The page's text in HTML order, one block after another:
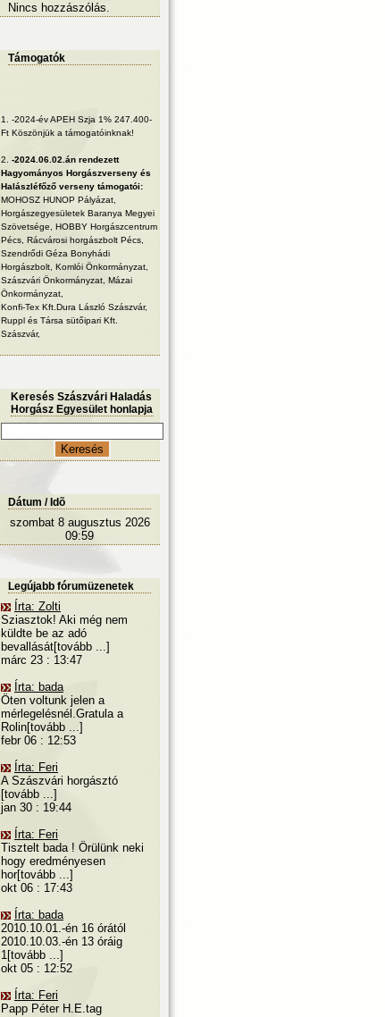
Nincs hozzászólás.
Támogatók
1.
-2024-év APEH Szja 1% 247.400-
Ft Köszönjük a támogatóinknak!
2.
-2024.06.02.án rendezett
Hagyományos Horgászverseny és
Halászléfőző verseny támogatói:
MOHOSZ HUNOP Pályázat,
Horgászegyesületek Baranya Megyei
Szövetsége, HOBBY Horgászcentrum
Pécs, Rácvárosi horgászbolt Pécs,
Szendrődi Géza Bonyhádi
Horgászbolt, Komlói Önkormányzat,
Szászvári Önkormányzat, Mázai
Önkormányzat,
Konfi-Tex Kft.Dura László Szászvár,
Ruppl és Társa sütőipari Kft.
Szászvár,
Keresés Szászvári Haladás
Horgász Egyesület honlapja
Dátum / Idõ
szombat 8 augusztus 2026
09:59
Legújabb fórumüzenetek
Írta: Zolti
Sziasztok! Aki még nem
küldte be az adó
bevallását[tovább ...]
márc 23 : 13:47
Írta: bada
Öten voltunk jelen a
mérlegelésnél.Gratula a
Rolin[tovább ...]
febr 06 : 12:53
Írta: Feri
A Szászvári horgásztó
[tovább ...]
jan 30 : 19:44
Írta: Feri
Tisztelt bada ! Örülünk neki
hogy eredményesen
hor[tovább ...]
okt 06 : 17:43
Írta: bada
2010.10.01.-én 16 órától
2010.10.03.-én 13 óráig
1[tovább ...]
okt 05 : 12:52
Írta: Feri
Papp Péter H.E.tag